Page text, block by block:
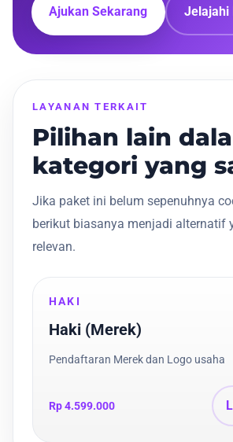
Ajukan Sekarang Jelajahi
LAYANAN TERKAIT
Pilihan lain
kategori yang
Jika paket ini belum sepenuhnya
berikut biasanya menjadi alternatif
relevan.
HAKI
Haki (Merek)
Pendaftaran Merek dan Logo usaha
Rp 4.599.000